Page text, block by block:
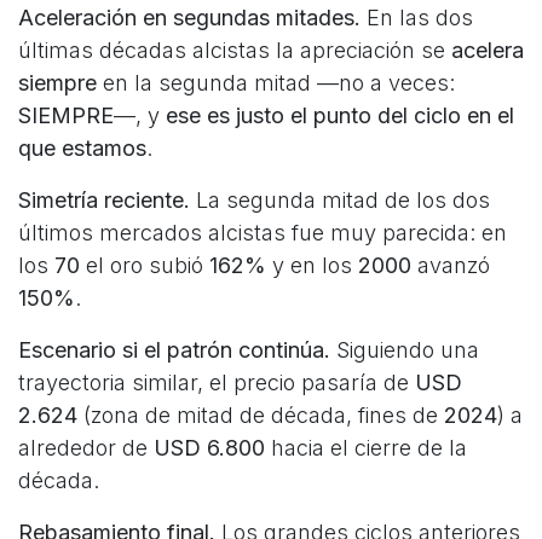
Aceleración en segundas mitades. En las dos
últimas décadas alcistas la apreciación se acelera
siempre en la segunda mitad —no a veces:
SIEMPRE—, y ese es justo el punto del ciclo en el
que estamos.
Simetría reciente. La segunda mitad de los dos
últimos mercados alcistas fue muy parecida: en
los 70 el oro subió 162% y en los 2000 avanzó
150%.
Escenario si el patrón continúa. Siguiendo una
trayectoria similar, el precio pasaría de USD
2.624 (zona de mitad de década, fines de 2024) a
alrededor de USD 6.800 hacia el cierre de la
década.
Rebasamiento final. Los grandes ciclos anteriores